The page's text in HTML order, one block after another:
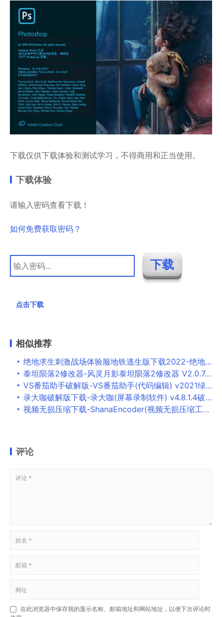
下载仅供下载体验和测试学习，不得商用和正当使用。
下载体验
请输入密码查看下载！
如何免费获取密码？
点击下载
相似推荐
绝地求生刺激战场体验服地铁逃生版下载2022-绝地求生刺激战场体验服正版下载2022v2.4.1无限点券版
泰坦陨落2修改器-风灵月影泰坦陨落2修改器 V2.0.7.0免费版下载
VS番茄助手破解版-VS番茄助手(代码编辑) v2021绿色汉化版下载
录大咖破解版下载-录大咖(屏幕录制软件) v4.8.1.4破解版下载
视频无损压缩下载-ShanaEncoder(视频无损压缩工具) v5.3.1.1免激活绿色增强版下载
评论
在此浏览器中保存我的显示名称、邮箱地址和网站地址，以便下次评论时